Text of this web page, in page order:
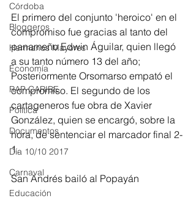
Córdoba
Bloggeros
Hermanos Mayores
Economía
RAP CARIBE
Política
Documentos
Día 10/10 2017
Carnaval
Educación
El primero del conjunto 'heroico' en el
compromiso fue gracias al tanto del
panameño Edwin Águilar, quien llegó
a su tanto número 13 del año;
Posteriormente Orsomarso empató el
compromiso. El segundo de los
cartageneros fue obra de Xavier
González, quien se encargó, sobre la
hora, de sentenciar el marcador final 2-
1.
San Andrés bailó al Popayán